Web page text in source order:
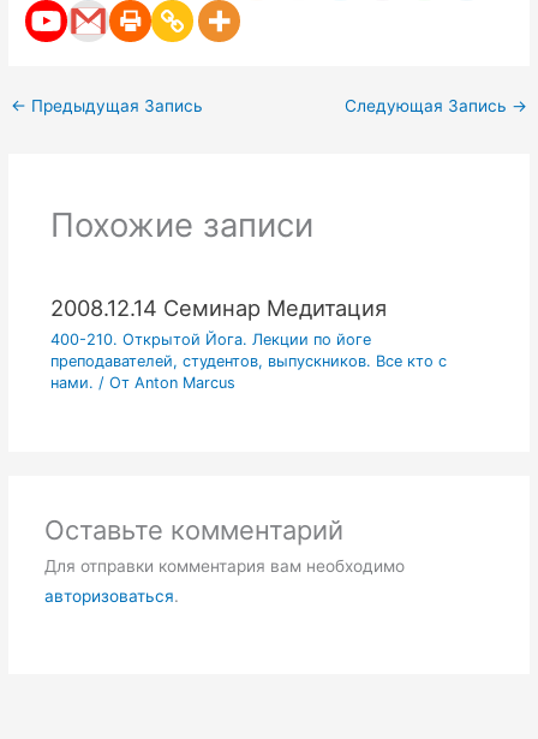
← Предыдущая Запись Следующая Запись →
Похожие записи
2008.12.14 Семинар Медитация
400-210. Открытой Йога. Лекции по йоге
преподавателей, студентов, выпускников. Все кто с
нами. / От Anton Marcus
Оставьте комментарий
Для отправки комментария вам необходимо
авторизоваться.